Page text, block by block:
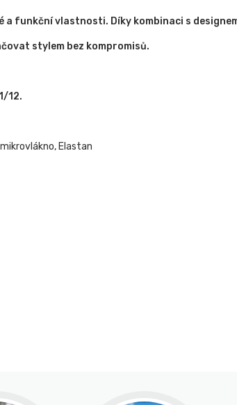
a funkční vlastnosti. Díky kombinaci s
stylem bez kompromisů.
12.
Elastan